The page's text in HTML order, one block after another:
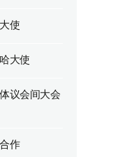
使
大使
议会间大会
作